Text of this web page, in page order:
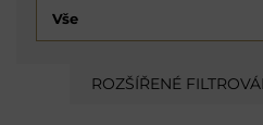
a charakteristickou chuť.
největší sbírkou dubových
symbolizuje opravdovou
ROZŠÍŘENÉ